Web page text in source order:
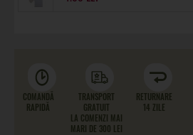
COMANDĂ
RAPIDĂ
TRANSPORT
GRATUIT
LA COMENZI MAI
MARI DE 300 LEI
RETURNARE
14 ZILE